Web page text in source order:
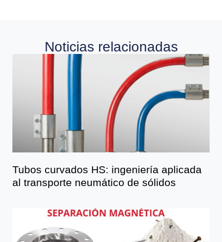
Noticias relacionadas
Tubos curvados HS: ingeniería aplicada
al transporte neumático de sólidos